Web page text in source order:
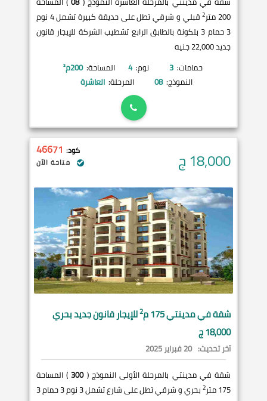
200 متر
2
قبلي و شرقي تطل على حديقة كبيرة تشمل 4 نوم
3 حمام 3 بلكونة بالطابق الرابع تشطيب الشركة للإيجار قانون
جديد 22,000 جنيه
حمامات: 3 نوم: 4 المساحة: 200م²
النموذج: 08 المرحلة: العاشرة
18,000ج كود: 46671
متاحة الآن
شقة فيمدينتي175 م 2للإيجار قانون جديد بحري
18,000 ج
آخر تحديث: 20 فبراير 2025
شقة في مدينتي بالمرحلة الأولى النموذج (300) المساحة
175 متر
2
بحري و شرقي تطل على شارع تشمل 3 نوم 3 حمام 3